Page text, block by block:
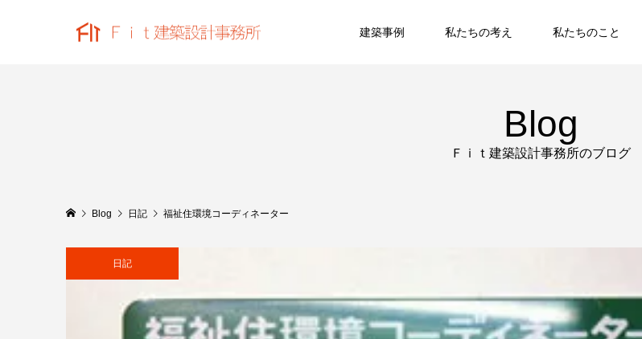
建築事例 私たちの考え 私たちのこと
Blog
Ｆｉｔ建築設計事務所のブログ
Blog 日記 福祉住環境コーディネーター
日記